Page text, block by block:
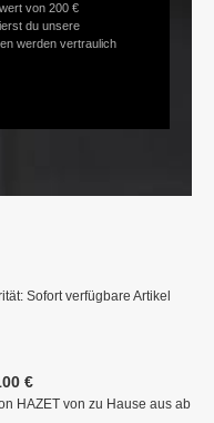
von 200 €
du unsere
werden vertraulich
Sofort verfügbare Artikel
€
HAZET von zu Hause aus ab